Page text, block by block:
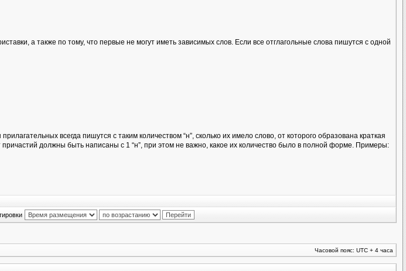
а также по тому, что первые не могут иметь зависимых слов. Если все отглагольные слова пишутся с одной
всегда пишутся с таким количеством “н”, сколько их имело слово, от которого образована краткая
должны быть написаны с 1 “н”, при этом не важно, какое их количество было в полной форме. Примеры:
Часовой пояс: UTC + 4 часа